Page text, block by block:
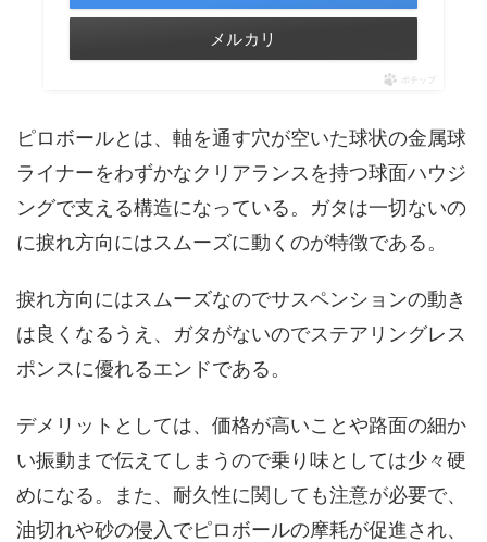
メルカリ
ポチップ
ピロボールとは、軸を通す穴が空いた球状の金属球
ライナーをわずかなクリアランスを持つ球面ハウジ
ングで支える構造になっている。ガタは一切ないの
に捩れ方向にはスムーズに動くのが特徴である。
捩れ方向にはスムーズなのでサスペンションの動き
は良くなるうえ、ガタがないのでステアリングレス
ポンスに優れるエンドである。
デメリットとしては、価格が高いことや路面の細か
い振動まで伝えてしまうので乗り味としては少々硬
めになる。また、耐久性に関しても注意が必要で、
油切れや砂の侵入でピロボールの摩耗が促進され、